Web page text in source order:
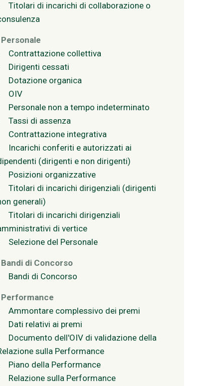
Titolari di incarichi di collaborazione o
Personale
Contrattazione collettiva
Dirigenti cessati
Dotazione organica
OIV
Personale non a tempo indeterminato
Tassi di assenza
Contrattazione integrativa
Incarichi conferiti e autorizzati ai
(dirigenti e non dirigenti)
Posizioni organizzative
Titolari di incarichi dirigenziali (dirigenti
generali)
Titolari di incarichi dirigenziali
di vertice
Selezione del Personale
Bandi di Concorso
Bandi di Concorso
Performance
Ammontare complessivo dei premi
Dati relativi ai premi
Documento dell'OIV di validazione della
sulla Performance
Piano della Performance
Relazione sulla Performance